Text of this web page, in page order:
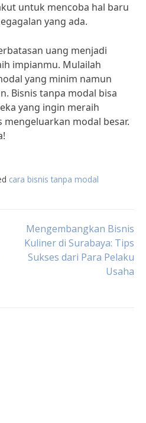
untuk mencoba hal baru
yang ada.
uang menjadi
impianmu. Mulailah
yang minim namun
Bisnis tanpa modal bisa
yang ingin meraih
mengeluarkan modal besar.
cara bisnis tanpa modal
Mengembangkan Bisnis
Kuliner di Surabaya: Tips
Sukses dari Para Pelaku
Usaha